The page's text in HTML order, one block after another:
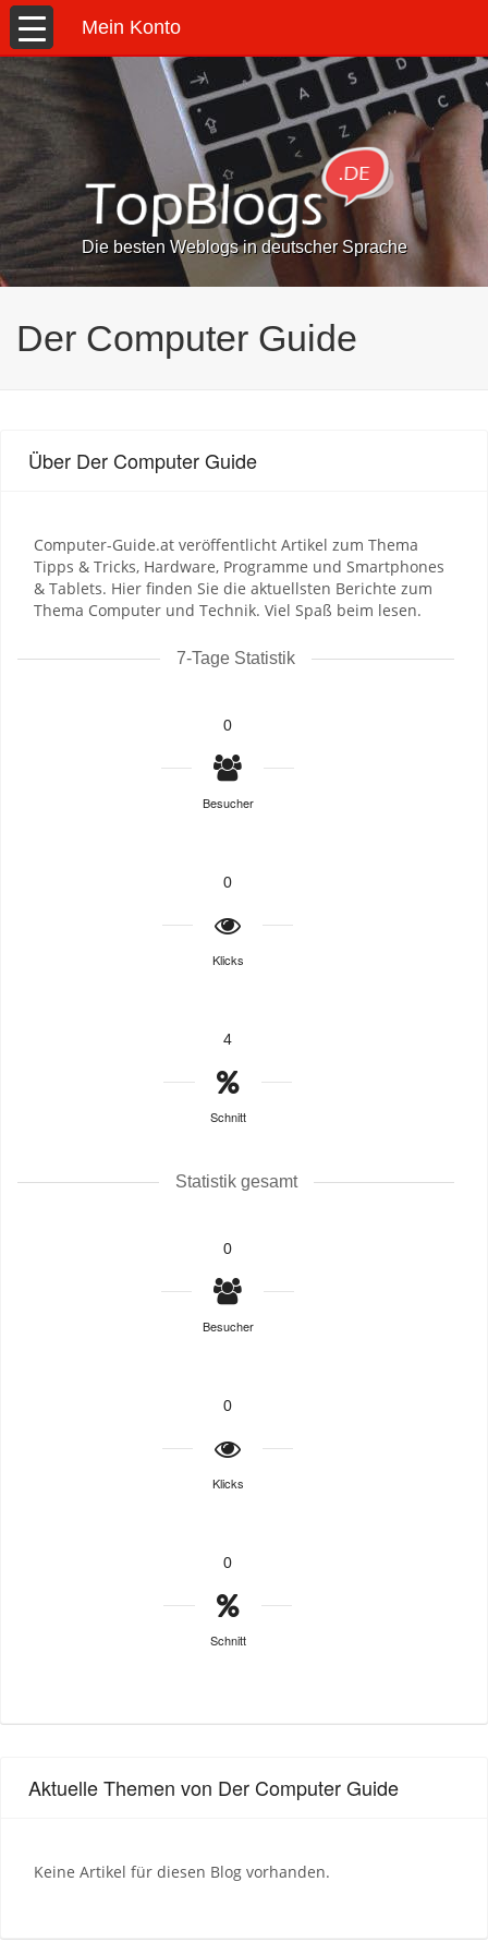
Mein Konto
Die besten Weblogs in deutscher Sprache
Der Computer Guide
Über Der Computer Guide
Computer-Guide.at veröffentlicht Artikel zum Thema
Tipps & Tricks, Hardware, Programme und Smartphones
& Tablets. Hier finden Sie die aktuellsten Berichte zum
Thema Computer und Technik. Viel Spaß beim lesen.
7-Tage Statistik
0
Besucher
0
Klicks
4
Schnitt
Statistik gesamt
0
Besucher
0
Klicks
0
Schnitt
Aktuelle Themen von Der Computer Guide
Keine Artikel für diesen Blog vorhanden.